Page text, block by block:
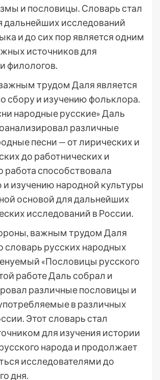
и пословицы. Словарь стал
дальнейших исследований
и до сих пор является одним
источников для
филологов.
трудом Даля является
сбору и изучению фольклора.
народные русские» Даль
различные
песни — от лирических и
до работнических и
работа способствовала
изучению народной культуры
основой для дальнейших
исследований в России.
важным трудом Даля
словарь русских народных
«Пословицы русского
работе Даль собрал и
различные пословицы и
в различных
Этот словарь стал
для изучения истории
народа и продолжает
исследователями до
дня.